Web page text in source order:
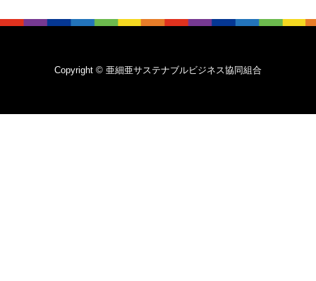
Copyright © 亜細亜サステナブルビジネス協同組合